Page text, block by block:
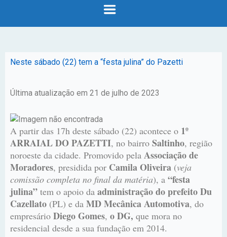
Neste sábado (22) tem a “festa julina” do Pazetti
Última atualização em 21 de julho de 2023
A partir das 17h deste sábado (22) acontece o 1º
ARRAIAL DO PAZETTI, no bairro Saltinho, região
noroeste da cidade. Promovido pela Associação de
Moradores, presidida por Camila Oliveira (veja
comissão completa no final da matéria), a “festa
julina” tem o apoio da administração do prefeito Du
Cazellato (PL) e da MD Mecânica Automotiva, do
empresário Diego Gomes, o DG, que mora no
residencial desde a sua fundação em 2014.